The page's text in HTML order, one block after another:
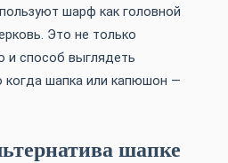
шарф как головной
Это не только
и способ выглядеть
когда шапка или капюшон —
шапке